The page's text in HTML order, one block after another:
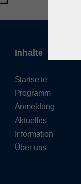
Inhalte
Startseite
Programm
Anmeldung
Aktuelles
Information
Über uns